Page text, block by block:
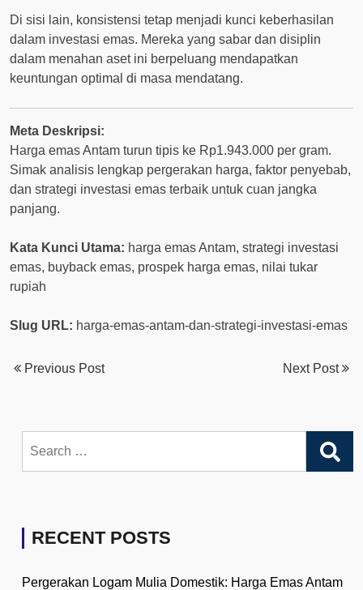
Di sisi lain, konsistensi tetap menjadi kunci keberhasilan
dalam investasi emas. Mereka yang sabar dan disiplin
dalam menahan aset ini berpeluang mendapatkan
keuntungan optimal di masa mendatang.
Meta Deskripsi:
Harga emas Antam turun tipis ke Rp1.943.000 per gram.
Simak analisis lengkap pergerakan harga, faktor penyebab,
dan strategi investasi emas terbaik untuk cuan jangka
panjang.
Kata Kunci Utama: harga emas Antam, strategi investasi
emas, buyback emas, prospek harga emas, nilai tukar
rupiah
Slug URL: harga-emas-antam-dan-strategi-investasi-emas
Previous Post Next Post
for:
RECENT POSTS
Pergerakan Logam Mulia Domestik: Harga Emas Antam